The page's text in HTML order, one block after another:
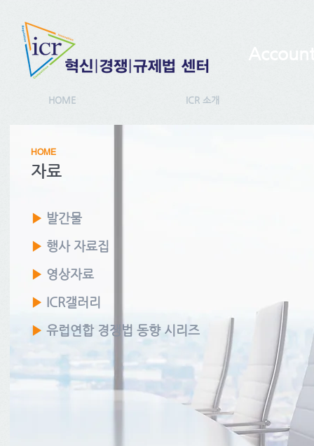
HOME ICR 소개
HOME
자료
▶ 발간물
▶ 행사 자료집
▶ 영상자료
▶ ICR갤러리
▶ 유럽연합 경쟁법 동향 시리즈